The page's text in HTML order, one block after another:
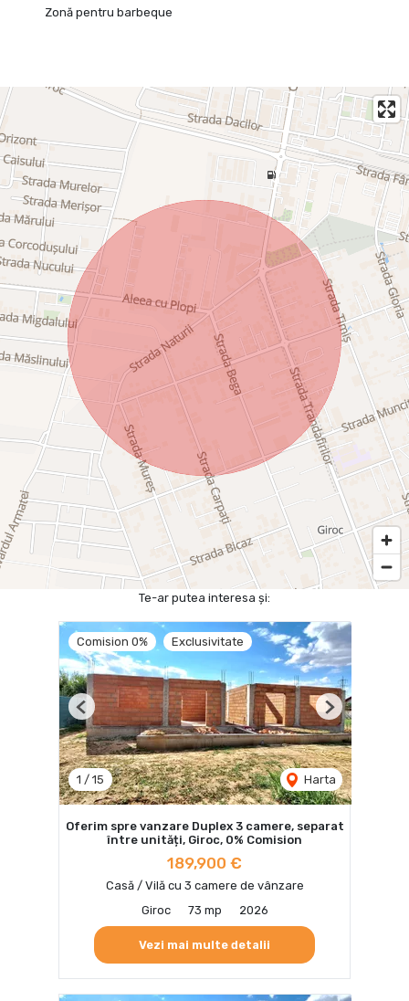
Zonă pentru barbeque
Te-ar putea interesa și:
Comision 0% Exclusivitate
1 / 15 Harta
Previous Next
Oferim spre vanzare Duplex 3 camere, separat
între unități, Giroc, 0% Comision
189,900 €
Casă / Vilă cu 3 camere de vânzare
Giroc
73 mp 2026
Vezi mai multe detalii